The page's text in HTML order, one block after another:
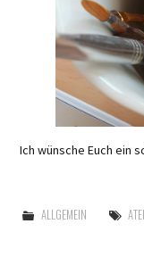
Ich wünsche Euch ein
ALLGEMEIN